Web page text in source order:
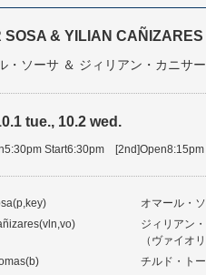
SOSA & YILIAN
・ソーサ ＆ ジィリアン・カニサ
tue., 10.2 wed.
Start6:30pm [2nd]Open8:15pm
オマール・
ジィリアン
（ヴァイオ
チルド・ト